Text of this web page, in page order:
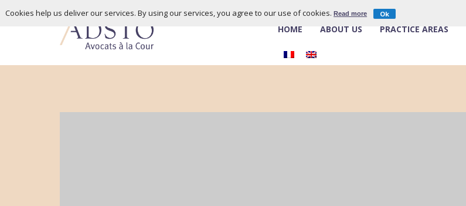
HOME ABOUT US PRACTICE AREAS
Cookies help us deliver our services. By using our services, you agree to our use of cookies.Read more Ok